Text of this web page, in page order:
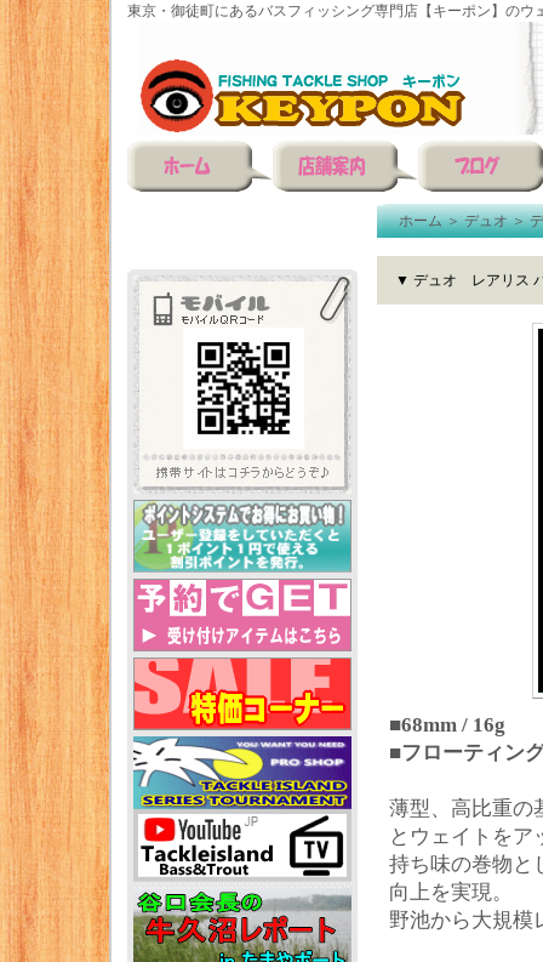
東京・御徒町にあるバスフィッシング専門店【キーポン】のウ
ホーム＞デュオ＞
▼ デュオ レアリス
■68mm / 16g
■フローティン
薄型、高比重の
とウェイトをア
持ち味の巻物と
向上を実現。
野池から大規模